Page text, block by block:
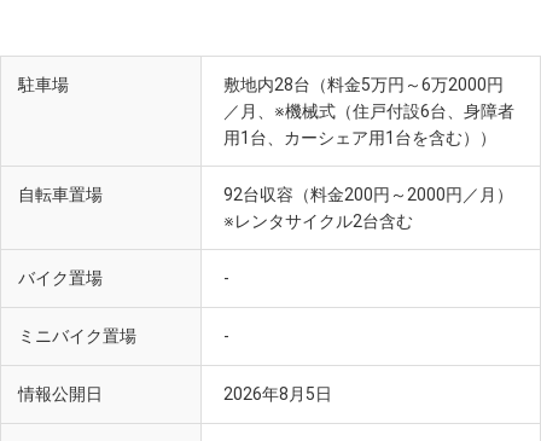
駐車場
敷地内28台（料金5万円～6万2000円
／月、※機械式（住戸付設6台、身障者
用1台、カーシェア用1台を含む））
自転車置場
92台収容（料金200円～2000円／月）
※レンタサイクル2台含む
バイク置場 -
ミニバイク置場 -
情報公開日 2026年8月5日